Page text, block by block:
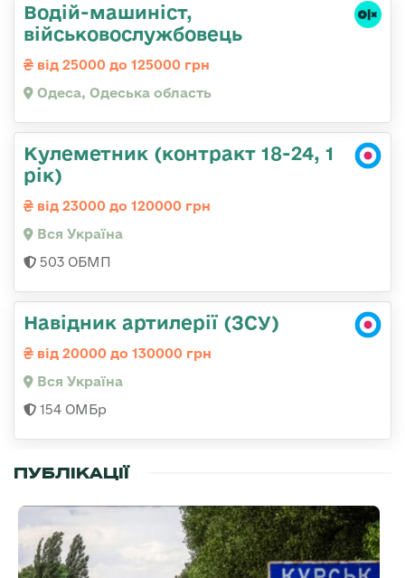
Водій-машиніст,
військовослужбовець
від 25000 до 125000 грн
Одеса, Одеська область
Кулеметник (контракт 18-24, 1
рік)
від 23000 до 120000 грн
Вся Україна
503 ОБМП
Навідник артилерії (ЗСУ)
від 20000 до 130000 грн
Вся Україна
154 ОМБр
ПУБЛІКАЦІЇ